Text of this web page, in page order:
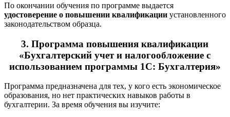
По окончании обучения по программе выдается
удостоверение о повышении квалификации установленного
законодательством образца.
3. Программа повышения квалификации
«Бухгалтерский учет и налогообложение с
использованием программы 1С: Бухгалтерия»
Программа предназначена для тех, у кого есть экономическое
образования, но нет практических навыков работы в
бухгалтерии. За время обучения вы изучите: